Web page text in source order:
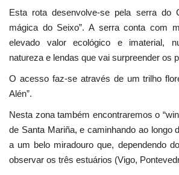
Esta rota desenvolve-se pela serra do
mágica do Seixo”. A serra conta com
elevado valor ecológico e imaterial,
natureza e lendas que vai surpreender os
O acesso faz-se através de um trilho
Alén”.
Nesta zona também encontraremos o
de Santa Mariña, e caminhando ao longo
a um belo miradouro que, dependendo
observar os três estuários (Vigo,